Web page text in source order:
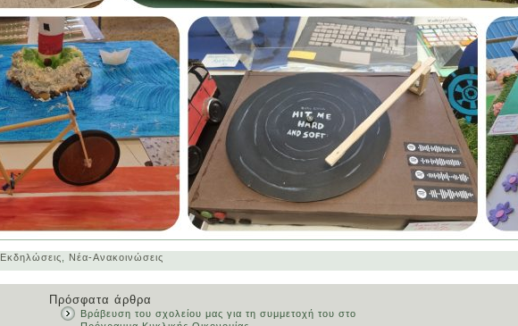
Εκδηλώσεις Νέα-Ανακοινώσεις
Πρόσφατα άρθρα
Βράβευση του σχολείου μας για τη συμμετοχή του στο